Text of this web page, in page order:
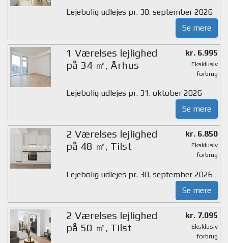
Lejebolig udlejes pr. 30. september 2026
Se mere
1 Værelses lejlighed
på 34 ㎡, Århus
kr. 6.995
Eksklusiv
forbrug
Lejebolig udlejes pr. 31. oktober 2026
Se mere
2 Værelses lejlighed
på 48 ㎡, Tilst
kr. 6.850
Eksklusiv
forbrug
Lejebolig udlejes pr. 30. september 2026
Se mere
2 Værelses lejlighed
på 50 ㎡, Tilst
kr. 7.095
Eksklusiv
forbrug